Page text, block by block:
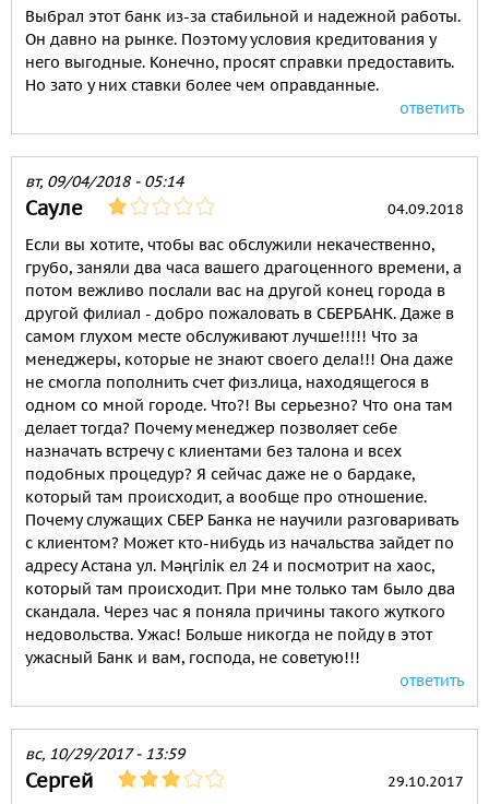
Выбрал этот банк из-за стабильной и надежной работы.
Он давно на рынке. Поэтому условия кредитования у
него выгодные. Конечно, просят справки предоставить.
Но зато у них ставки более чем оправданные.
ответить
вт, 09/04/2018 - 05:14
Сауле 04.09.2018
Если вы хотите, чтобы вас обслужили некачественно,
грубо, заняли два часа вашего драгоценного времени, а
потом вежливо послали вас на другой конец города в
другой филиал - добро пожаловать в СБЕРБАНК. Даже в
самом глухом месте обслуживают лучше!!!!! Что за
менеджеры, которые не знают своего дела!!! Она даже
не смогла пополнить счет физ.лица, находящегося в
одном со мной городе. Что?! Вы серьезно? Что она там
делает тогда? Почему менеджер позволяет себе
назначать встречу с клиентами без талона и всех
подобных процедур? Я сейчас даже не о бардаке,
который там происходит, а вообще про отношение.
Почему служащих СБЕР Банка не научили разговаривать
с клиентом? Может кто-нибудь из начальства зайдет по
адресу Астана ул. Мәңгілік ел 24 и посмотрит на хаос,
который там происходит. При мне только там было два
скандала. Через час я поняла причины такого жуткого
недовольства. Ужас! Больше никогда не пойду в этот
ужасный Банк и вам, господа, не советую!!!
ответить
вс, 10/29/2017 - 13:59
Сергей 29.10.2017